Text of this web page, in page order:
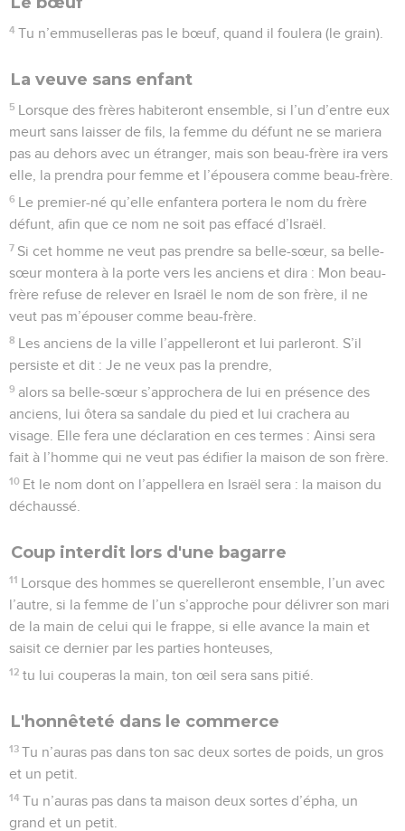
4 Tu n’emmuselleras pas le bœuf, quand il foulera (le grain).
La veuve sans enfant
5 Lorsque des frères habiteront ensemble, si l’un d’entre eux
meurt sans laisser de fils, la femme du défunt ne se mariera
pas au dehors avec un étranger, mais son beau-frère ira vers
elle, la prendra pour femme et l’épousera comme beau-frère.
6 Le premier-né qu’elle enfantera portera le nom du frère
défunt, afin que ce nom ne soit pas effacé d’Israël.
7 Si cet homme ne veut pas prendre sa belle-sœur, sa belle-
sœur montera à la porte vers les anciens et dira : Mon beau-
frère refuse de relever en Israël le nom de son frère, il ne
veut pas m’épouser comme beau-frère.
8 Les anciens de la ville l’appelleront et lui parleront. S’il
persiste et dit : Je ne veux pas la prendre,
9 alors sa belle-sœur s’approchera de lui en présence des
anciens, lui ôtera sa sandale du pied et lui crachera au
visage. Elle fera une déclaration en ces termes : Ainsi sera
fait à l’homme qui ne veut pas édifier la maison de son frère.
10 Et le nom dont on l’appellera en Israël sera : la maison du
déchaussé.
Coup interdit lors d'une bagarre
11 Lorsque des hommes se querelleront ensemble, l’un avec
l’autre, si la femme de l’un s’approche pour délivrer son mari
de la main de celui qui le frappe, si elle avance la main et
saisit ce dernier par les parties honteuses,
12 tu lui couperas la main, ton œil sera sans pitié.
L'honnêteté dans le commerce
13 Tu n’auras pas dans ton sac deux sortes de poids, un gros
et un petit.
14 Tu n’auras pas dans ta maison deux sortes d’épha, un
grand et un petit.